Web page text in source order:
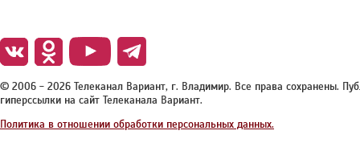
© 2006 - 2026 Телеканал Вариант, г. Владимир. Все права сохранены.
гиперссылки на сайт Телеканала Вариант.
Политика в отношении обработки персональных данных.